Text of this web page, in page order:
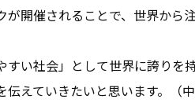
が開催されることで、世界から
すい社会」として世界に誇りを
えていきたいと思います。（中